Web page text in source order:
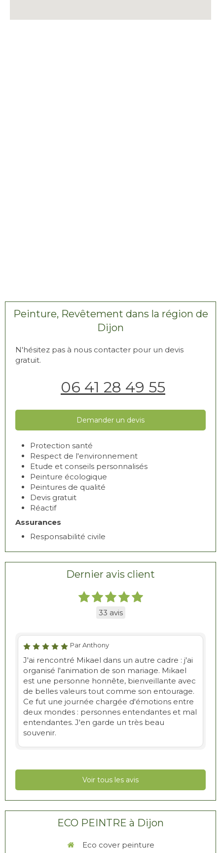
Peinture, Revêtement dans la région de
Dijon
N'hésitez pas à nous contacter pour un devis
gratuit.
06 41 28 49 55
Demander un devis
Protection santé
Respect de l'environnement
Etude et conseils personnalisés
Peinture écologique
Peintures de qualité
Devis gratuit
Réactif
Assurances
Responsabilité civile
Dernier avis client
33 avis
Par Anthony
J'ai rencontré Mikael dans un autre cadre : j'ai
organisé l'animation de son mariage. Mikael
est une personne honnête, bienveillante avec
de belles valeurs tout comme son entourage.
Ce fut une journée chargée d'émotions entre
deux mondes : personnes entendantes et mal
entendantes. J'en garde un très beau
souvenir.
Voir tous les avis
ECO PEINTRE à Dijon
Eco cover peinture